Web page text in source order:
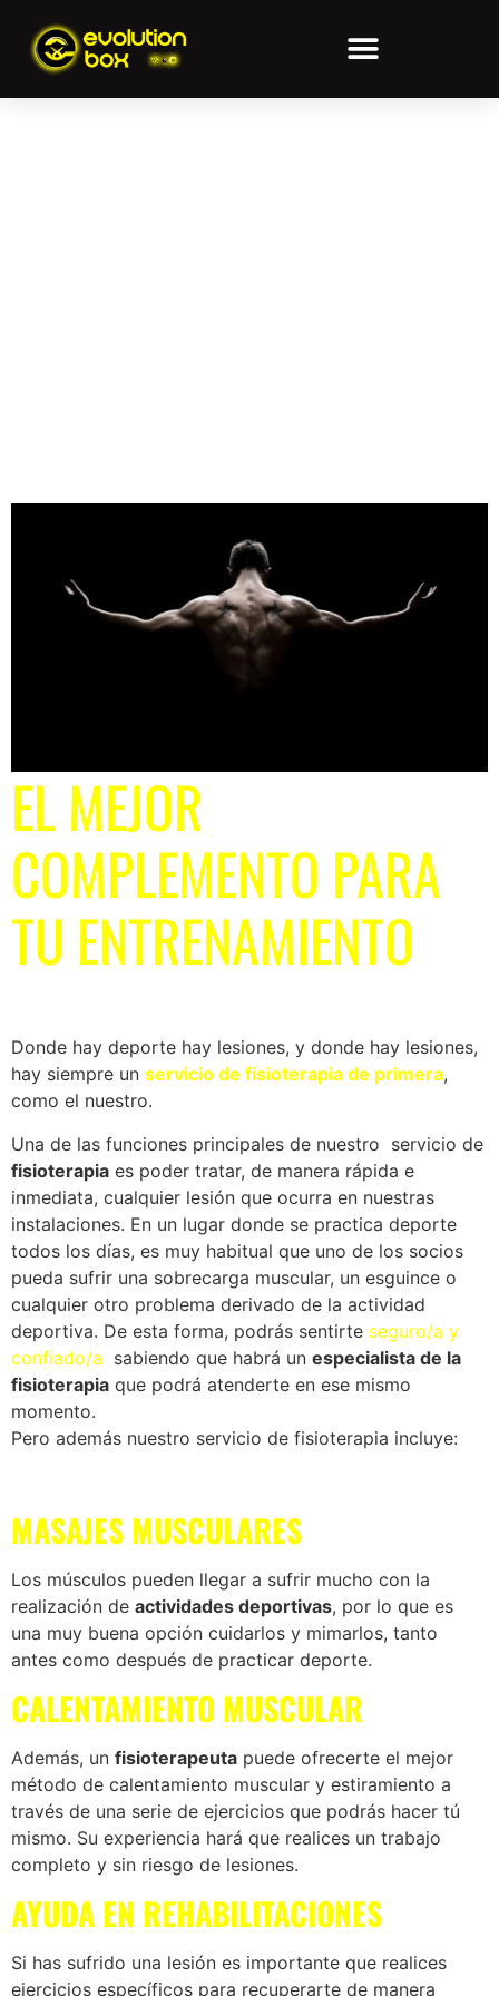
EL MEJOR
COMPLEMENTO PARA
TU ENTRENAMIENTO
Donde hay deporte hay lesiones, y donde hay lesiones,
hay siempre un servicio de fisioterapia de primera,
como el nuestro.
Una de las funciones principales de nuestro servicio de
fisioterapia es poder tratar, de manera rápida e
inmediata, cualquier lesión que ocurra en nuestras
instalaciones. En un lugar donde se practica deporte
todos los días, es muy habitual que uno de los socios
pueda sufrir una sobrecarga muscular, un esguince o
cualquier otro problema derivado de la actividad
deportiva. De esta forma, podrás sentirte seguro/a y
confiado/a sabiendo que habrá un especialista de la
fisioterapia que podrá atenderte en ese mismo
momento.
Pero además nuestro servicio de fisioterapia incluye:
MASAJES MUSCULARES
Los músculos pueden llegar a sufrir mucho con la
realización de actividades deportivas, por lo que es
una muy buena opción cuidarlos y mimarlos, tanto
antes como después de practicar deporte.
CALENTAMIENTO MUSCULAR
Además, un fisioterapeuta puede ofrecerte el mejor
método de calentamiento muscular y estiramiento a
través de una serie de ejercicios que podrás hacer tú
mismo. Su experiencia hará que realices un trabajo
completo y sin riesgo de lesiones.
AYUDA EN REHABILITACIONES
Si has sufrido una lesión es importante que realices
ejercicios específicos para recuperarte de manera